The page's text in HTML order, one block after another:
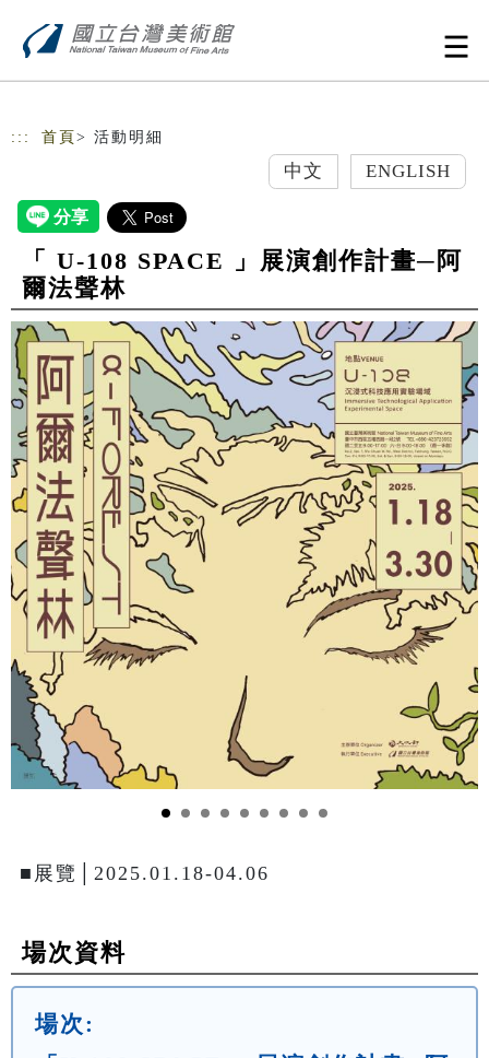
::: 首頁 > 活動明細
中文 ENGLISH
「 U-108 SPACE 」展演創作計畫─阿
爾法聲林
■展覽│2025.01.18-04.06
場次資料
場次: